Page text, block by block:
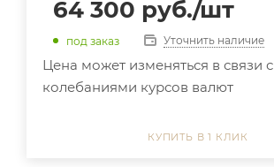
64 300 руб./шт
под заказ Уточнить наличие
Цена может изменяться в связи с
колебаниями курсов валют
КУПИТЬ В 1 КЛИК